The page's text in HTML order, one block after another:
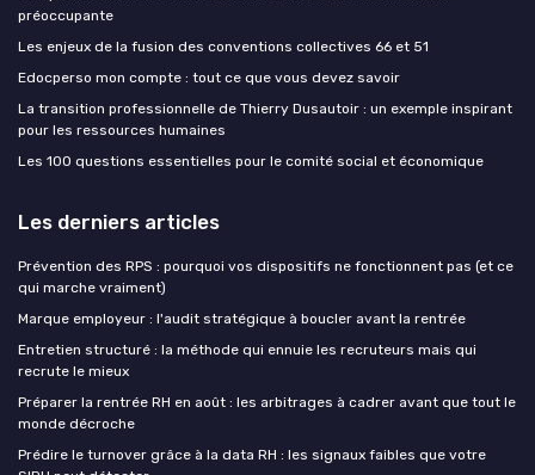
préoccupante
Les enjeux de la fusion des conventions collectives 66 et 51
Edocperso mon compte : tout ce que vous devez savoir
La transition professionnelle de Thierry Dusautoir : un exemple inspirant
pour les ressources humaines
Les 100 questions essentielles pour le comité social et économique
Les derniers articles
Prévention des RPS : pourquoi vos dispositifs ne fonctionnent pas (et ce
qui marche vraiment)
Marque employeur : l'audit stratégique à boucler avant la rentrée
Entretien structuré : la méthode qui ennuie les recruteurs mais qui
recrute le mieux
Préparer la rentrée RH en août : les arbitrages à cadrer avant que tout le
monde décroche
Prédire le turnover grâce à la data RH : les signaux faibles que votre